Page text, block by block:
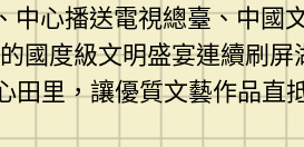
心播送電視總臺、中國
國度級文明盛宴連續刷屏
里，讓優質文藝作品直